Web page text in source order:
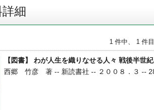
細
1 件中、 1 件目
【図書】 わが人生を織りなせる人々 戦後半世
西郷 竹彦 著 -- 新読書社 -- ２００８．３ --